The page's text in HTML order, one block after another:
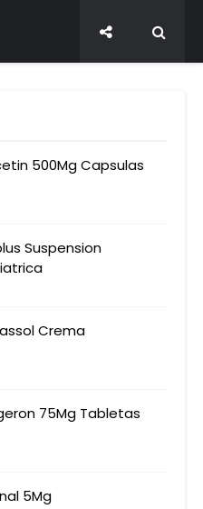
500Mg Capsulas
Suspension
Crema
75Mg Tabletas
5Mg